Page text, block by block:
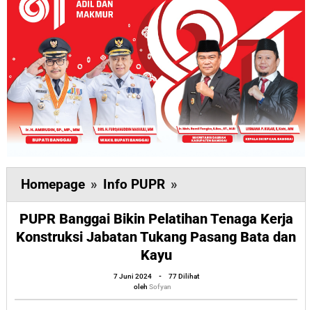
Homepage » Info PUPR »
Banggai
Bikin
Pelatihan
Kerja
Konstruksi
PUPR Banggai Bikin Pelatihan Tenaga Kerja
Konstruksi Jabatan Tukang Pasang Bata dan
Kayu
7 Juni 2024
oleh
Sofyan
-
77 Dilihat
oleh Sofyan